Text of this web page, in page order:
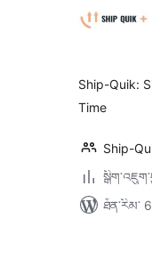
Ship-Quik:
Time
Ship-
ཐོན་རིམ་